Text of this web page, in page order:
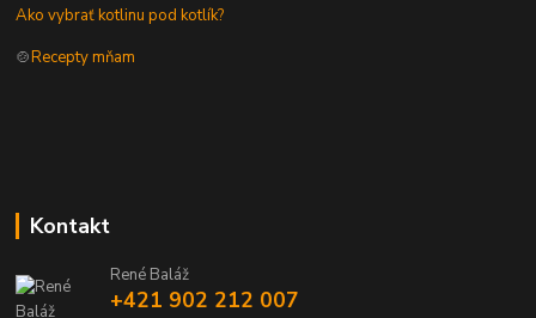
Ako vybrať kotlinu pod kotlík?
🍲Recepty mňam
Kontakt
René Baláž
+421 902 212 007